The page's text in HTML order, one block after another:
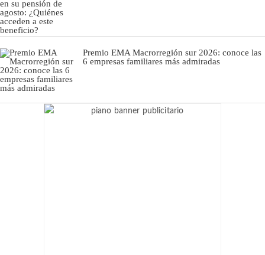
Premio EMA Macrorregión sur 2026: conoce las
6 empresas familiares más admiradas